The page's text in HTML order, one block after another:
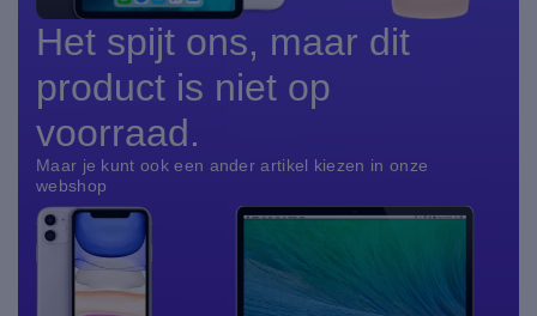
Het spijt ons, maar dit
product is niet op
voorraad.
Maar je kunt ook een ander artikel kiezen in onze
webshop